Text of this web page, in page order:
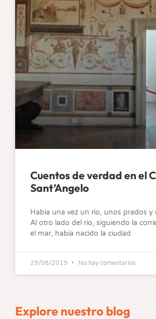
Cuentos de verdad en el
Sant’Angelo
Había una vez un río, unos prados y
Al otro lado del río, siguiendo la
el mar, había nacido la ciudad
29/08/2019 No hay comentarios
Explore nuestro blog